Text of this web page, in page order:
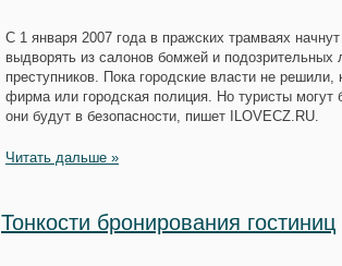
С 1 января 2007 года в пражских трамваях
выдворять из салонов бомжей и подозрительных
преступников. Пока городские власти не
фирма или городская полиция. Но туристы
они будут в безопасности, пишет ILOVECZ.RU.
Читать дальше »
Тонкости бронирования гостиниц